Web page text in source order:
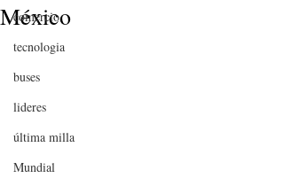
comercio
tecnologia
buses
lideres
última milla
Mundial
México